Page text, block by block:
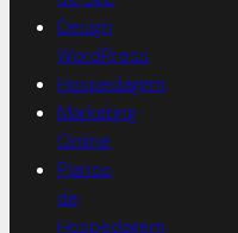
Design
WordPress
Hospedagem
Marketing
Online
Planos
de
Hospedagem